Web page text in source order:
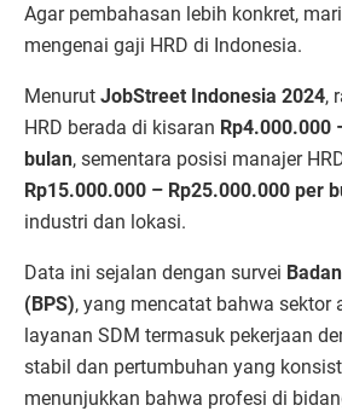
Agar pembahasan lebih konkret,
mengenai gaji HRD di Indonesia.
Menurut JobStreet Indonesia 2024,
HRD berada di kisaran Rp4.000.000
bulan, sementara posisi manajer
Rp15.000.000 – Rp25.000.000 per
industri dan lokasi.
Data ini sejalan dengan survei
(BPS), yang mencatat bahwa sektor
layanan SDM termasuk pekerjaan
stabil dan pertumbuhan yang
menunjukkan bahwa profesi di